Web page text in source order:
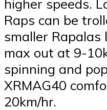
higher speeds.
Raps can be
smaller Rapalas
max out at 9-
spinning and
XRMAG40
20km/hr.